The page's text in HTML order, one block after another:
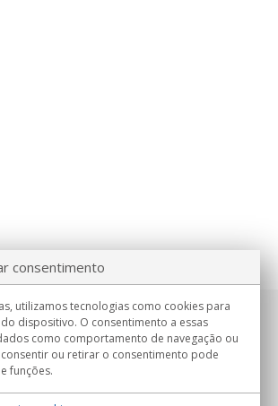
9:00h - 15:00h.
consentimento
utilizamos tecnologias como cookies para
dispositivo. O consentimento a essas
como comportamento de navegação ou
ou retirar o consentimento pode
funções.